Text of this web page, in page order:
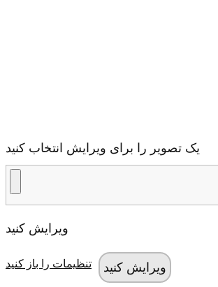
یک تصویر را برای ویرایش انتخاب کنید
ویرایش کنید
تنظیمات را باز کنید